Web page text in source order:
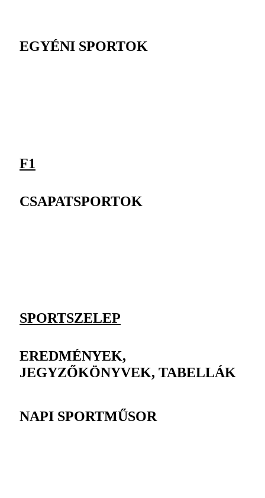
EGYÉNI SPORTOK
F1
CSAPATSPORTOK
SPORTSZELEP
EREDMÉNYEK,
JEGYZŐKÖNYVEK, TABELLÁK
NAPI SPORTMŰSOR